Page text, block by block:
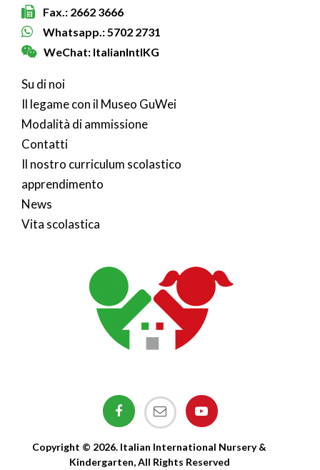
Fax.: 2662 3666
Whatsapp.: 5702 2731
WeChat: ItalianIntlKG
Su di noi
Il legame con il Museo GuWei
Modalità di ammissione
Contatti
Il nostro curriculum scolastico
apprendimento
News
Vita scolastica
Copyright © 2026. Italian International Nursery &
Kindergarten, All Rights Reserved